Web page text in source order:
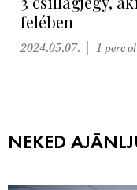
felében
2024.05.07. 1 perc
NEKED